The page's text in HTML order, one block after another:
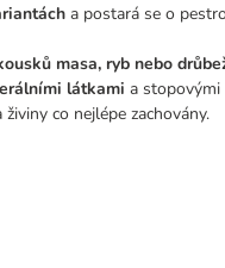
a postará se o
masa, ryb nebo
látkami a stopovými
co nejlépe zachovány.